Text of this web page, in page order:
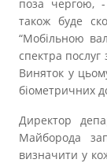
поза чергою,
також буде
“Мобільною
спектра
Виняток у
біометричних
Директор
Майборода
визначити у